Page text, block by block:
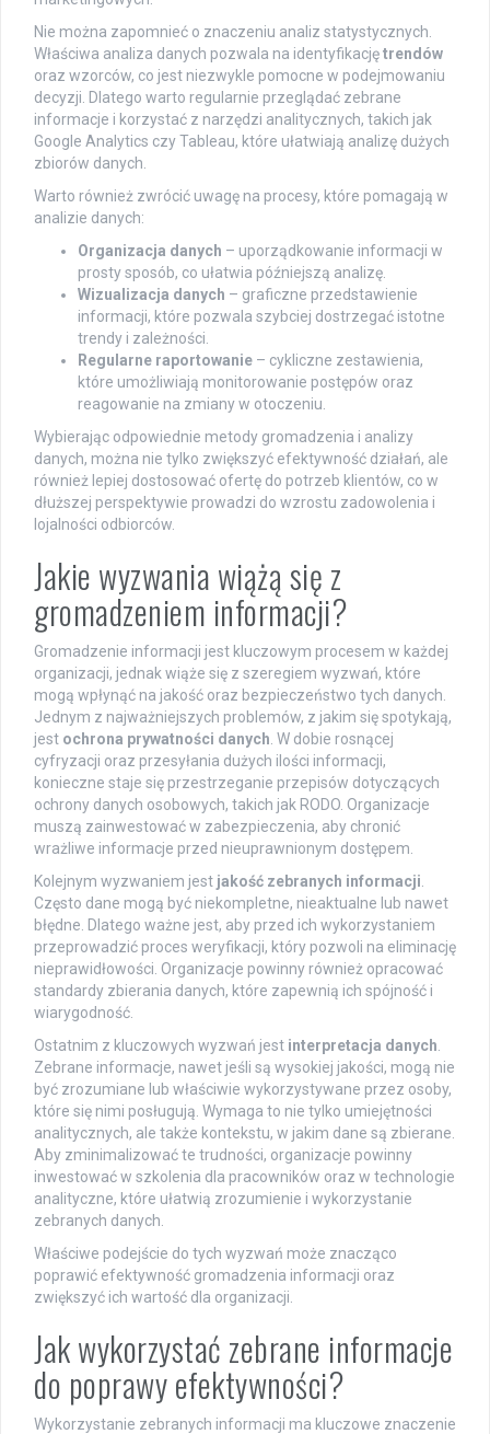
Nie można zapomnieć o znaczeniu analiz statystycznych.
Właściwa analiza danych pozwala na identyfikacjętrendów
oraz wzorców, co jest niezwykle pomocne w podejmowaniu
decyzji. Dlatego warto regularnie przeglądać zebrane
informacje i korzystać z narzędzi analitycznych, takich jak
Google Analytics czy Tableau, które ułatwiają analizę dużych
zbiorów danych.
Warto również zwrócić uwagę na procesy, które pomagają w
analizie danych:
Organizacja danych – uporządkowanie informacji w
prosty sposób, co ułatwia późniejszą analizę.
Wizualizacja danych – graficzne przedstawienie
informacji, które pozwala szybciej dostrzegać istotne
trendy i zależności.
Regularne raportowanie – cykliczne zestawienia,
które umożliwiają monitorowanie postępów oraz
reagowanie na zmiany w otoczeniu.
Wybierając odpowiednie metody gromadzenia i analizy
danych, można nie tylko zwiększyć efektywność działań, ale
również lepiej dostosować ofertę do potrzeb klientów, co w
dłuższej perspektywie prowadzi do wzrostu zadowolenia i
lojalności odbiorców.
Jakie wyzwania wiążą się z
gromadzeniem informacji?
Gromadzenie informacji jest kluczowym procesem w każdej
organizacji, jednak wiąże się z szeregiem wyzwań, które
mogą wpłynąć na jakość oraz bezpieczeństwo tych danych.
Jednym z najważniejszych problemów, z jakim się spotykają,
jest ochrona prywatności danych . W dobie rosnącej
cyfryzacji oraz przesyłania dużych ilości informacji,
konieczne staje się przestrzeganie przepisów dotyczących
ochrony danych osobowych, takich jak RODO. Organizacje
muszą zainwestować w zabezpieczenia, aby chronić
wrażliwe informacje przed nieuprawnionym dostępem.
Kolejnym wyzwaniem jest jakość zebranych informacji
Często dane mogą być niekompletne, nieaktualne lub nawet
błędne. Dlatego ważne jest, aby przed ich wykorzystaniem
przeprowadzić proces weryfikacji, który pozwoli na eliminację
nieprawidłowości. Organizacje powinny również opracować
standardy zbierania danych, które zapewnią ich spójność i
wiarygodność.
Ostatnim z kluczowych wyzwań jest interpretacja danych
Zebrane informacje, nawet jeśli są wysokiej jakości, mogą nie
być zrozumiane lub właściwie wykorzystywane przez osoby,
które się nimi posługują. Wymaga to nie tylko umiejętności
analitycznych, ale także kontekstu, w jakim dane są zbierane.
Aby zminimalizować te trudności, organizacje powinny
inwestować w szkolenia dla pracowników oraz w technologie
analityczne, które ułatwią zrozumienie i wykorzystanie
zebranych danych.
Właściwe podejście do tych wyzwań może znacząco
poprawić efektywność gromadzenia informacji oraz
zwiększyć ich wartość dla organizacji.
Jak wykorzystać zebrane informacje
do poprawy efektywności?
Wykorzystanie zebranych informacji ma kluczowe znaczenie